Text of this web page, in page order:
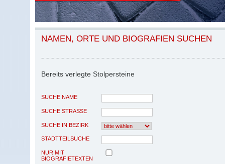
NAMEN, ORTE UND BIOGRAFIEN SUCHEN
Bereits verlegte Stolpersteine
SUCHE NAME
SUCHE STRASSE
SUCHE IN BEZIRK
STADTTEILSUCHE
NUR MIT
BIOGRAFIETEXTEN